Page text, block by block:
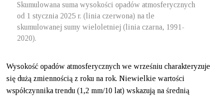
Skumulowana suma wysokości opadów atmosferycznych
od 1 stycznia 2025 r. (linia czerwona) na tle
skumulowanej sumy wieloletniej (linia czarna, 1991-
2020).
Wysokość opadów atmosferycznych we wrześniu charakteryzuje
się dużą zmiennością z roku na rok. Niewielkie wartości
współczynnika trendu (1,2 mm/10 lat) wskazują na średnią